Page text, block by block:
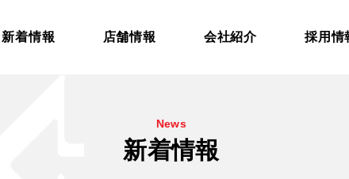
新着情報 店舗情報 会社紹介 採用情
News
新着情報